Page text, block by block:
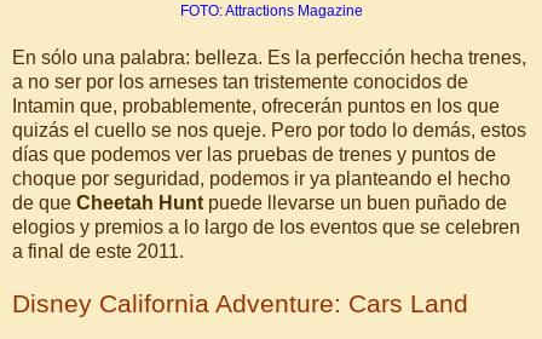
FOTO: Attractions Magazine
En sólo una palabra: belleza. Es la perfección hecha trenes,
a no ser por los arneses tan tristemente conocidos de
Intamin que, probablemente, ofrecerán puntos en los que
quizás el cuello se nos queje. Pero por todo lo demás, estos
días que podemos ver las pruebas de trenes y puntos de
choque por seguridad, podemos ir ya planteando el hecho
de que Cheetah Hunt puede llevarse un buen puñado de
elogios y premios a lo largo de los eventos que se celebren
a final de este 2011.
Disney California Adventure: Cars Land